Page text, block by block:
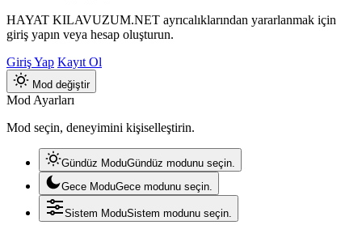
HAYAT KILAVUZUM.NET ayrıcalıklarından yararlanmak için
giriş yapın veya hesap oluşturun.
Giriş Yap Kayıt Ol
Mod değiştir
Mod Ayarları
Mod seçin, deneyimini kişiselleştirin.
Gündüz ModuGündüz modunu seçin.
Gece ModuGece modunu seçin.
Sistem ModuSistem modunu seçin.